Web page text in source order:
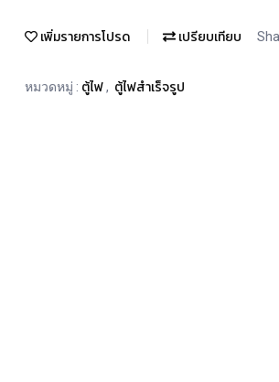
เพิ่มรายการโปรด เปรียบเทียบ
หมวดหมู่ : ตู้ไฟ, ตู้ไฟสำเร็จรูป